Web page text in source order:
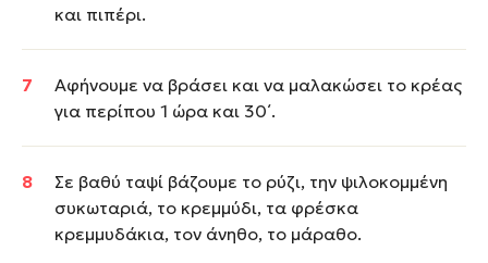
και πιπέρι.
Αφήνουμε να βράσει και να μαλακώσει το κρέας
για περίπου 1 ώρα και 30΄.
Σε βαθύ ταψί βάζουμε το ρύζι, την ψιλοκομμένη
συκωταριά, το κρεμμύδι, τα φρέσκα
κρεμμυδάκια, τον άνηθο, το μάραθο.